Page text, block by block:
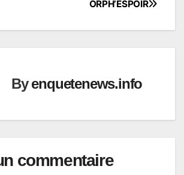
ORPH’ESPOIR
Byenquetenews.info
commentaire